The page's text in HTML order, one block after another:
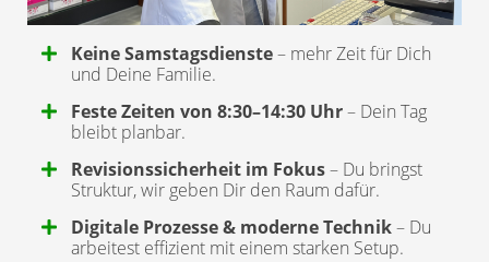
Keine Samstagsdienste– mehr Zeit für Dich
und Deine Familie.
Feste Zeiten von 8:30–14:30 Uhr– Dein Tag
bleibt planbar.
Revisionssicherheit im Fokus– Du bringst
Struktur, wir geben Dir den Raum dafür.
Digitale Prozesse & moderne Technik– Du
arbeitest effizient mit einem starken Setup.